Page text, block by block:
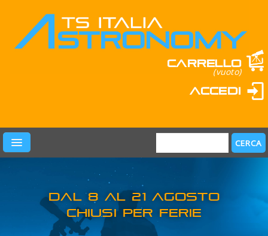
Carrello
(vuoto)
Accedi
PRODOTTI
LEARN & FUN